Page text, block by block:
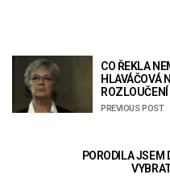
CO ŘEKLA
HLAVÁČOVÁ
PREVIOUS POST
PORODILA JSEM